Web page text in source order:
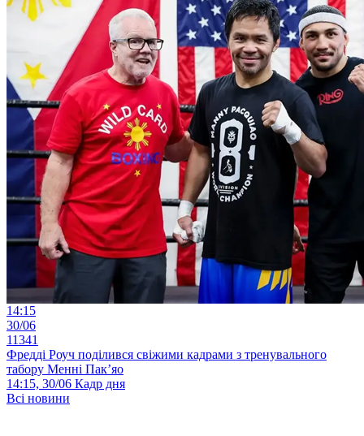
14:15
30/06
11341
Фредді Роуч поділився свіжими кадрами з тренувального
табору Менні Пак’яо
14:15, 30/06 Кадр дня
Всі новини